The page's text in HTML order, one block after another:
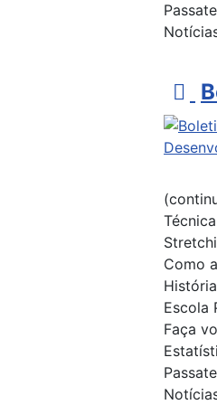
p
d
f
Como
Escola
Faça